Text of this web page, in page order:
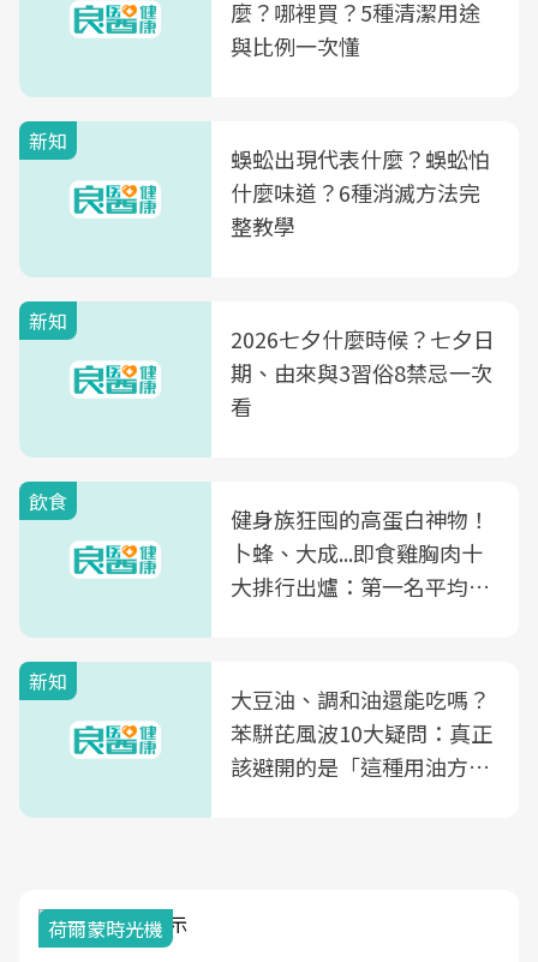
麼？哪裡買？5種清潔用途
與比例一次懂
新知
蜈蚣出現代表什麼？蜈蚣怕
什麼味道？6種消滅方法完
整教學
新知
2026七夕什麼時候？七夕日
期、由來與3習俗8禁忌一次
看
飲食
健身族狂囤的高蛋白神物！
卜蜂、大成...即食雞胸肉十
大排行出爐：第一名平均一
新知
大豆油、調和油還能吃嗎？
苯駢芘風波10大疑問：真正
該避開的是「這種用油方
荷爾蒙時光機